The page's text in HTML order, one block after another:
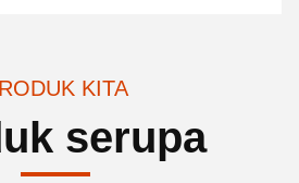
KITA
serupa